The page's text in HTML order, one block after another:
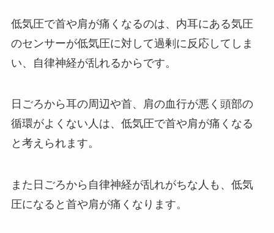
低気圧で首や肩が痛くなるのは、内耳にある気圧
のセンサーが低気圧に対して過剰に反応してしま
い、自律神経が乱れるからです。
日ごろから耳の周辺や首、肩の血行が悪く頭部の
循環がよくない人は、低気圧で首や肩が痛くなる
と考えられます。
また日ごろから自律神経が乱れがちな人も、低気
圧になると首や肩が痛くなります。